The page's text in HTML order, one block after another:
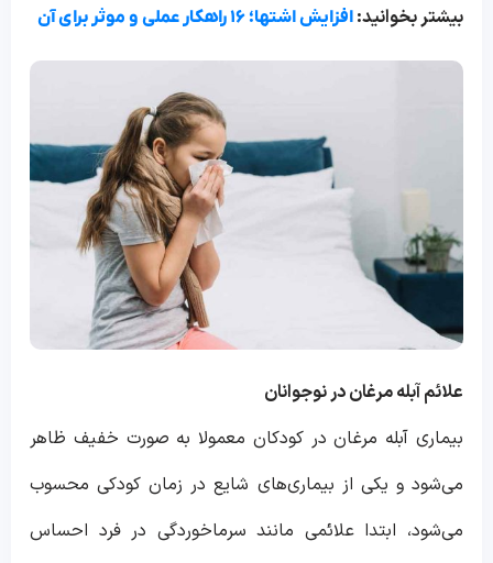
بیشتر بخوانید: افزایش اشتها؛ ۱۶ راهکار‌ عملی و موثر برای آن
علائم آبله مرغان در نوجوانان
بیماری آبله مرغان در کودکان معمولا به صورت خفیف ظاهر
می‌شود و یکی از بیماری‌های شایع در زمان کودکی محسوب
می‌شود، ابتدا علائمی مانند سرماخوردگی در فرد احساس